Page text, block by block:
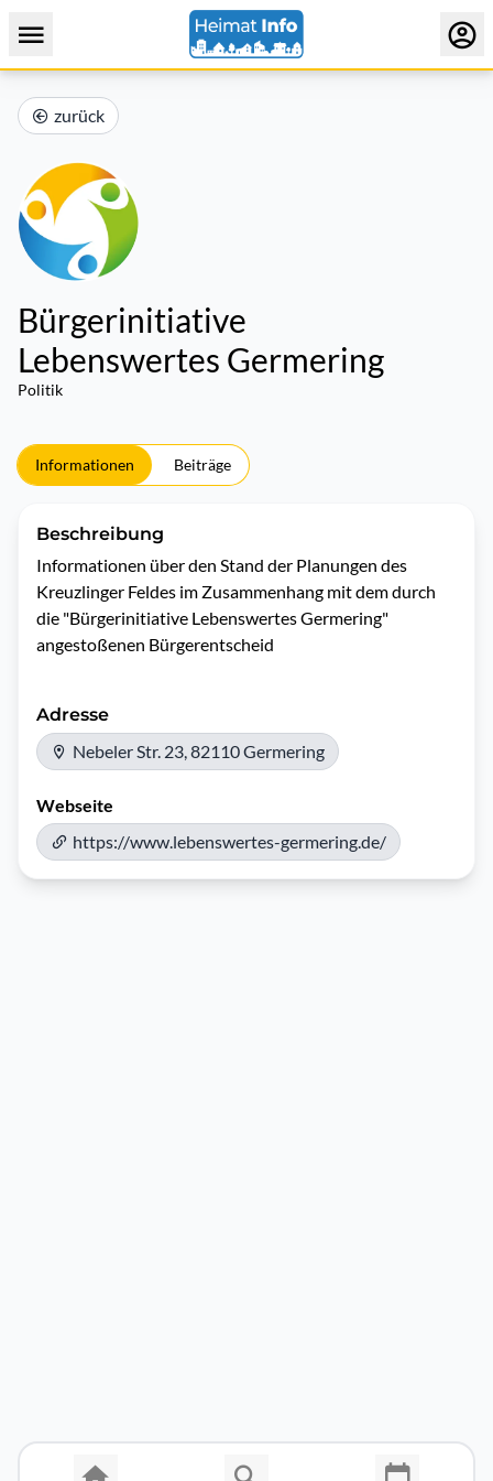
zurück
Bürgerinitiative
Lebenswertes Germering
Politik
Informationen Beiträge
Beschreibung
Informationen über den Stand der Planungen des
Kreuzlinger Feldes im Zusammenhang mit dem durch
die "Bürgerinitiative Lebenswertes Germering"
angestoßenen Bürgerentscheid
Adresse
Nebeler Str. 23, 82110 Germering
Webseite
https://www.lebenswertes-germering.de/